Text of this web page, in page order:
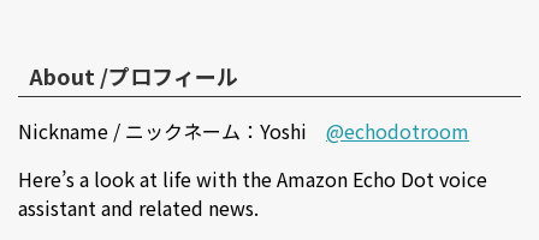
About /プロフィール
Nickname / ニックネーム：Yoshi @echodotroom
Here’s a look at life with the Amazon Echo Dot voice
assistant and related news.